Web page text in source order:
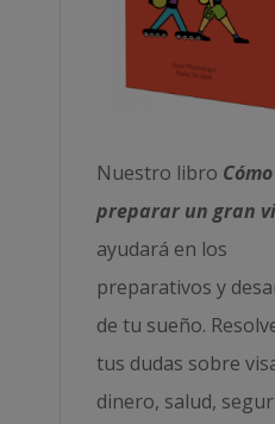
Nuestro libro Cómo
preparar un gran
ayudará en los
preparativos y
de tu sueño.
tus dudas sobre
dinero, salud,